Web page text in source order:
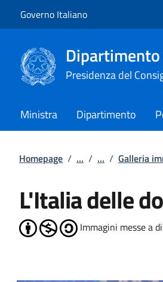
Governo Italiano
Presidenza del
Ministra Dipartimento
Homepage / ... / ... / Galleria
L'Italia delle
Immagini messe a